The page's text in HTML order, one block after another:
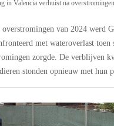
in Valencia verhuist na
overstromingen van 2024 werd
met wateroverlast
zorgde. De verblijven
stonden opnieuw met hun